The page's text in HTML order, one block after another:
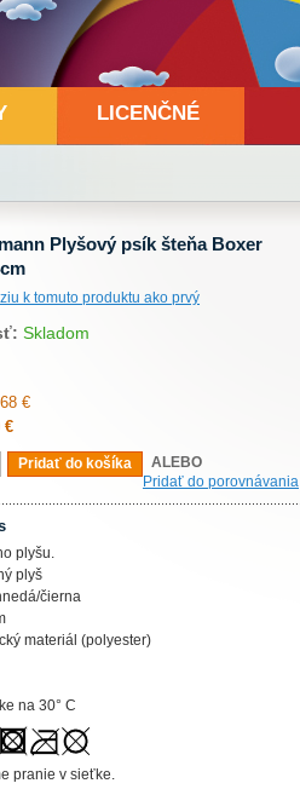
LICENČNÉ
Plyšový psík šteňa Boxer
k tomuto produktu ako prvý
Skladom
€
€
Pridať do košíka
ALEBO
Pridať do porovnávania
plyšu.
plyš
čierna
materiál (polyester)
na 30° C
pranie v sieťke.